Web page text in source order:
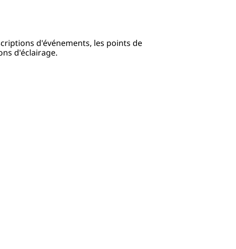
d'événements, les points de
d'éclairage.